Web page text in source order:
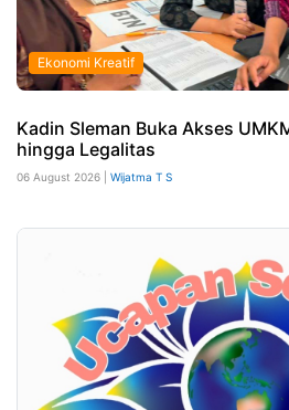
Ekonomi Kreatif
Kadin Sleman Buka Akses
hingga Legalitas
06 August 2026 | Wijatma T S